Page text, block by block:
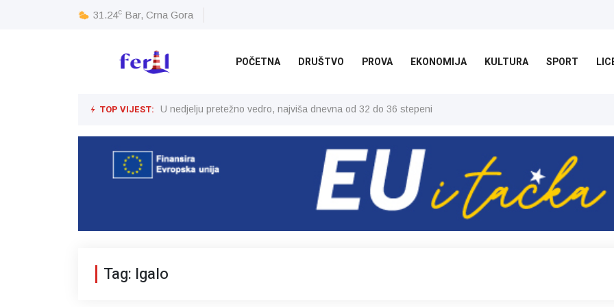
31.24c Bar, Crna Gora
POČETNA DRUŠTVO PROVA EKONOMIJA KULTURA SPORT
TOP VIJEST: U nedjelju pretežno vedro, najviša dnevna od 32 do 36 stepeni
Tag: Igalo